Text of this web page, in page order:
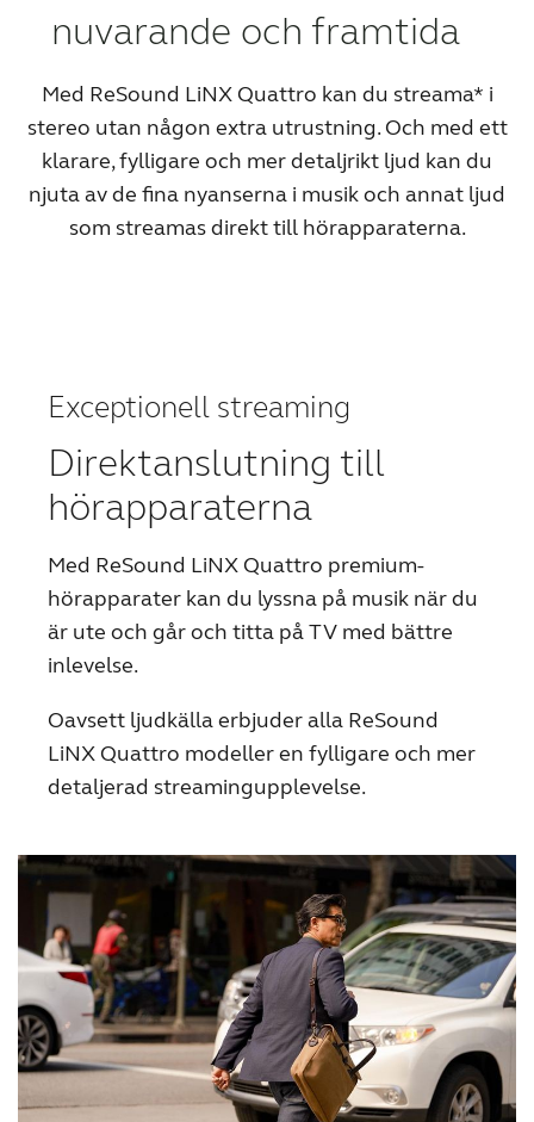
Deutschland España
France India
International Italia
Kazakhstan Korea
Latinoamérica Netherlands
United States Österreich
nuvarande och framtida
Med ReSound LiNX Quattro kan du streama* i
stereo utan någon extra utrustning. Och med ett
klarare, fylligare och mer detaljrikt ljud kan du
njuta av de fina nyanserna i musik och annat ljud
som streamas direkt till hörapparaterna.
Exceptionell streaming
Direktanslutning till
hörapparaterna
Med ReSound LiNX Quattro premium-
hörapparater kan du lyssna på musik när du
är ute och går och titta på TV med bättre
inlevelse.
Oavsett ljudkälla erbjuder alla ReSound
LiNX Quattro modeller en fylligare och mer
detaljerad streamingupplevelse.